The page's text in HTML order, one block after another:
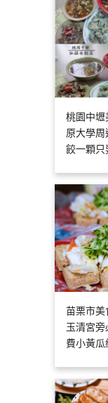
桃園中壢
原大學周
餃一顆只
苗栗市美
玉清宮旁
費小黃瓜